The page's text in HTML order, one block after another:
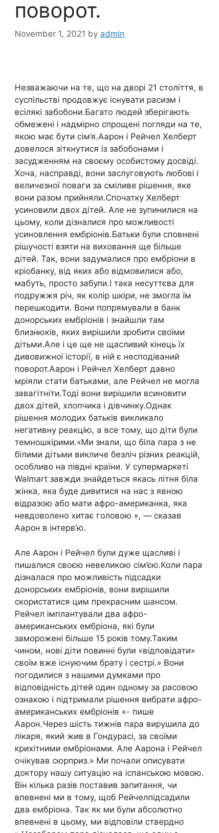
поворот.
November 1, 2021 by admin
Незважаючи на те, що на дворі 21 століття, в
суспільстві продовжує існувати расизм і
всілякі забобони.Багато людей зберігають
обмежені і надмірно спрощені погляди на те,
якою має бути сім’я.Аарон і Рейчел Хелберт
довелося зіткнутися із забобонами і
засудженням на своєму особистому досвіді.
Хоча, насправді, вони заслуговують любові і
величезної поваги за сміливе рішення, яке
вони разом прийняли.Спочатку Хелберт
усиновили двох дітей. Але не зупинилися на
цьому, коли дізналися про можливості
усиновлення ембріонів.Батьки були сповнені
рішучості взяти на виховання ще більше
дітей. Так, вони задумалися про ембріони в
кріобанку, від яких або відмовилися або,
мабуть, просто забули.І така несуттєва для
подружжя річ, як колір шкіри, не змогла їм
перешкодити. Вони попрямували в банк
донорських ембріонів і знайшли там
близнюків, яких вирішили зробити своїми
дітьми.Але і це ще не щасливий кінець їх
дивовижної історії, в ній є несподіваний
поворот.Аарон і Рейчел Хелберт давно
мріяли стати батьками, але Рейчел не могла
завагітніти.Тоді вони вирішили всиновити
двох дітей, хлопчика і дівчинку.Однак
рішення молодих батьків викликало
негативну реакцію, а все тому, що діти були
темношкірими.«Ми знали, що біла пара з не
білими дітьми викличе безліч різних реакцій,
особливо на півдні країни. У супермаркеті
Walmart завжди знайдеться якась літня біла
жінка, яка буде дивитися на нас з явною
відразою або мати афро-американка, яка
невдоволено хитає головою », — сказав
Аарон в інтерв’ю.
Але Аарон і Рейчел були дуже щасливі і
пишалися своєю невеликою сім’єю.Коли пара
дізналася про можливість підсадки
донорських ембріонів, вони вирішили
скористатися цим прекрасним шансом.
Рейчел імплантували два афро-
американських ембріона, які були
заморожені більше 15 років тому.Таким
чином, нові діти повинні були «відповідати»
своїм вже існуючим брату і сестрі.» Вони
погодилися з нашими думками про
відповідність дітей один одному за расовою
ознакою і підтримали рішення вибрати афро-
американських ембріонів «- пише
Аарон.Через шість тижнів пара вирушила до
лікаря, який жив в Гондурасі, за своїми
крихітними ембріонами. Але Аарона і Рейчел
очікував сюрприз.» Ми почали описувати
доктору нашу ситуацію на іспанською мовою.
Він кілька разів поставив запитання, чи
впевнені ми в тому, щоб Рейчелпідсадили
два ембріона. Так як ми були абсолютно
впевнені в цьому, ми відповіли ствердно